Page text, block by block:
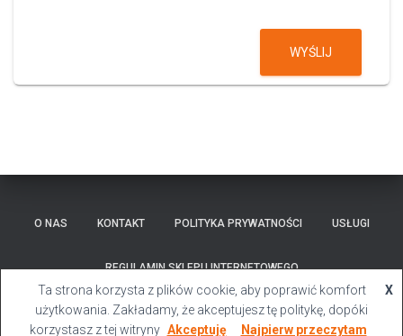
WYŚLIJ
O NAS KONTAKT POLITYKA PRYWATNOŚCI USŁUGI
REGULAMIN SKLEPU INTERNETOWEGO
Hestia | Stworzone przezThemeIsle
Ta strona korzysta z plików cookie, aby poprawić komfort
użytkowania. Zakładamy, że akceptujesz tę politykę, dopóki
korzystasz z tej witryny
X
Akceptuję Najpierw przeczytam